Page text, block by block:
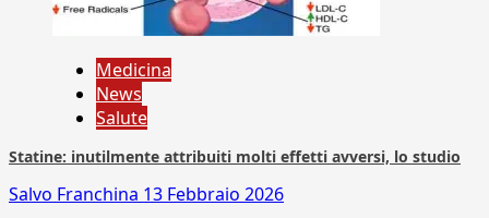
Medicina
News
Salute
Statine: inutilmente attribuiti molti effetti avversi, lo studio
Salvo Franchina 13 Febbraio 2026